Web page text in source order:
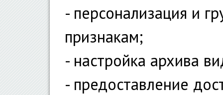
- персонализация и
признакам;
- настройка архива
- предоставление